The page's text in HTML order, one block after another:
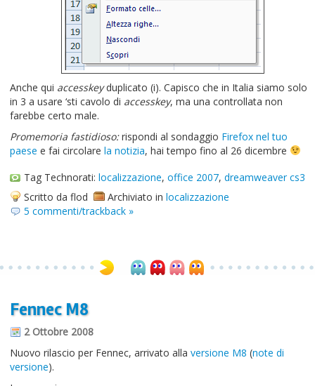
Anche qui accesskeyduplicato (i). Capisco che in Italia siamo solo
in 3 a usare ‘sti cavolo di accesskey, ma una controllata non
farebbe certo male.
Promemoria fastidioso:rispondi al sondaggio Firefox nel tuo
paese e fai circolare la notizia, hai tempo fino al 26 dicembre
Tag Technorati: localizzazione, office 2007, dreamweaver cs3
Scritto da flod
Archiviato in localizzazione
5 commenti/trackback »
Fennec M8
2 Ottobre 2008
Nuovo rilascio per Fennec, arrivato alla versione M8 (note di
versione).